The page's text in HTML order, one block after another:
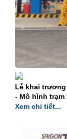
Lễ khai
- Mô hình
Xem chi tiết...